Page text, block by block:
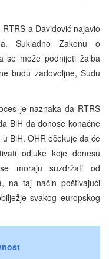
a Davidović najavio
Sukladno Zakonu o
se može podnijeti žalba
budu zadovoljne, Sudu
je naznaka da RTRS
BiH da donose konačne
BiH. OHR očekuje da će
odluke koje donesu
moraju suzdržati od
na taj način poštivajući
svakog europskog